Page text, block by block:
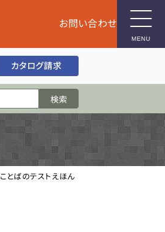
お問い合わせ
カタログ請求
ことばのテストえほん
MENU